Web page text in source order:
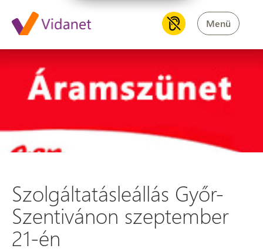
Menü
Szolgáltatásleállás Győr-
Szolgáltatásleállás Győr-
Szentivánon szeptember
21-én